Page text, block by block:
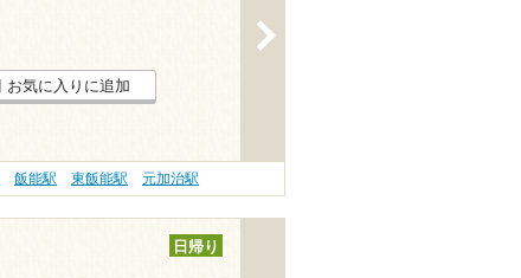
お気に入りに追加
飯能駅 東飯能駅 元加治駅
日帰り